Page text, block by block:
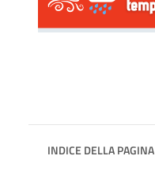
INDICE DELLA PAGINA